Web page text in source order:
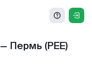
Пермь (PEE)